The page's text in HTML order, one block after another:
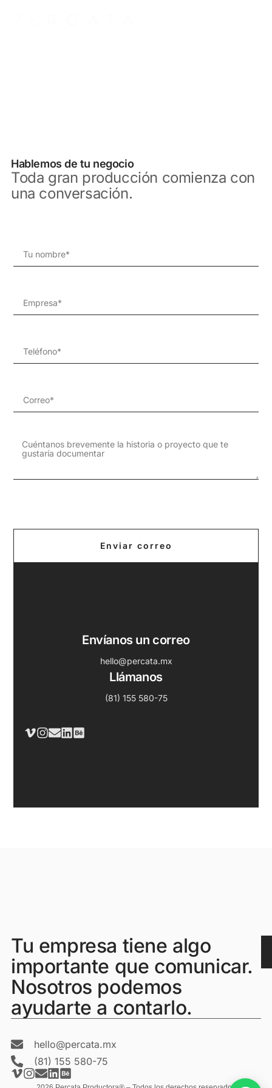
Hablemos de tu negocio
Toda gran producción comienza con
una conversación.
Enviar correo
Envíanos un correo
hello@percata.mx
Llámanos
(81) 155 580-75
Tu empresa tiene algo
importante que comunicar.
Nosotros podemos
ayudarte a contarlo.
hello@percata.mx
(81) 155 580-75